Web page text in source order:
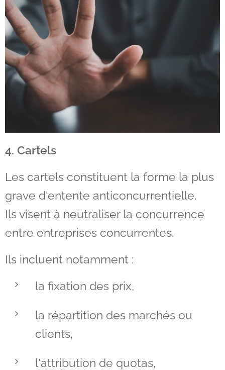
4. Cartels
Les cartels constituent la forme la plus
grave d'entente anticoncurrentielle.
Ils visent à neutraliser la concurrence
entre entreprises concurrentes.
Ils incluent notamment :
la fixation des prix,
la répartition des marchés ou
clients,
l'attribution de quotas,